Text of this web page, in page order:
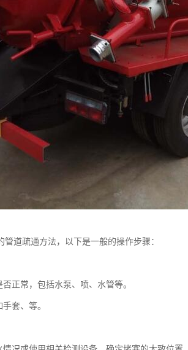
管道疏通方法，以下是一般的操作步骤：
正常，包括水泵、喷、水管等。
套、等。